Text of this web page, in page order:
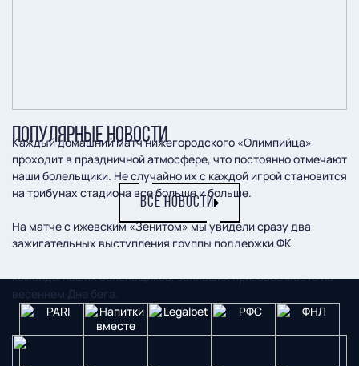
Каждый домашний матч нижегородского «Олимпийца»
проходит в праздничной атмосфере, что постоянно отмечают
наши болельщики. Не случайно их с каждой игрой становится
на трибунах стадиона все больше и больше.
На матче с ижевским «Зенитом» мы увидели сразу два
зажигательных выступления группы поддержки ФК
команды наших болельщиков, занявших призовое место на
весеннем Дне бега.
ПОПУЛЯРНЫЕ НОВОСТИ
ВСЕ НОВОСТИ